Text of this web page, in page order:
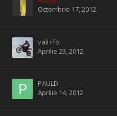
Octombrie 17, 2012
vali rfo
Aprilie 23, 2012
PAULD
Aprilie 14, 2012